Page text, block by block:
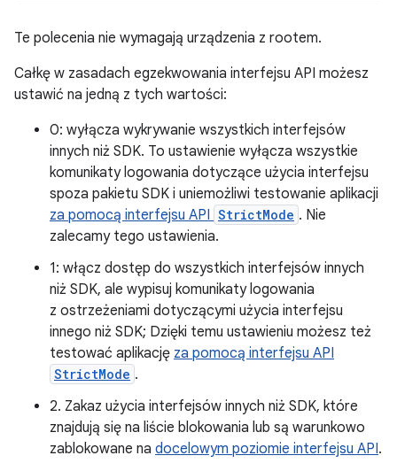
Te polecenia nie wymagają urządzenia z rootem.
Całkę w zasadach egzekwowania interfejsu API możesz
ustawić na jedną z tych wartości:
0: wyłącza wykrywanie wszystkich interfejsów
innych niż SDK. To ustawienie wyłącza wszystkie
komunikaty logowania dotyczące użycia interfejsu
spoza pakietu SDK i uniemożliwi testowanie aplikacji
za pomocą interfejsu API StrictMode . Nie
zalecamy tego ustawienia.
1: włącz dostęp do wszystkich interfejsów innych
niż SDK, ale wypisuj komunikaty logowania
z ostrzeżeniami dotyczącymi użycia interfejsu
innego niż SDK; Dzięki temu ustawieniu możesz też
testować aplikację za pomocą interfejsu API
StrictMode .
2. Zakaz użycia interfejsów innych niż SDK, które
znajdują się na liście blokowania lub są warunkowo
zablokowane na docelowym poziomie interfejsu API.